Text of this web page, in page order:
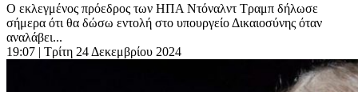
Ο εκλεγμένος πρόεδρος των ΗΠΑ Ντόναλντ Τραμπ δήλωσε
σήμερα ότι θα δώσω εντολή στο υπουργείο Δικαιοσύνης όταν
αναλάβει...
19:07 | Τρίτη 24 Δεκεμβρίου 2024